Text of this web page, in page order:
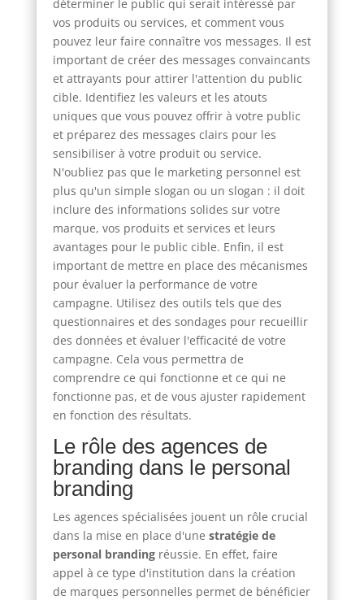
déterminer le public qui serait intéressé par
vos produits ou services, et comment vous
pouvez leur faire connaître vos messages. Il est
important de créer des messages convaincants
et attrayants pour attirer l'attention du public
cible. Identifiez les valeurs et les atouts
uniques que vous pouvez offrir à votre public
et préparez des messages clairs pour les
sensibiliser à votre produit ou service.
N'oubliez pas que le marketing personnel est
plus qu'un simple slogan ou un slogan : il doit
inclure des informations solides sur votre
marque, vos produits et services et leurs
avantages pour le public cible. Enfin, il est
important de mettre en place des mécanismes
pour évaluer la performance de votre
campagne. Utilisez des outils tels que des
questionnaires et des sondages pour recueillir
des données et évaluer l'efficacité de votre
campagne. Cela vous permettra de
comprendre ce qui fonctionne et ce qui ne
fonctionne pas, et de vous ajuster rapidement
en fonction des résultats.
Le rôle des agences de
branding dans le personal
branding
Les agences spécialisées jouent un rôle crucial
dans la mise en place d'une stratégie de
personal brandingréussie. En effet, faire
appel à ce type d'institution dans la création
de marques personnelles permet de bénéficier